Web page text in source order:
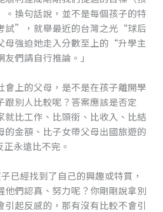
。換句話說，並不是每個孩子的特
試”，就舉最近的台灣之光“球后
強迫她走入分數至上的“升學主
們請自行推論。」
會上的父母，是不是在孩子離開學
跟別人比較呢？答案應該是否定
就比工作、比頭銜、比收入、比結
的金額、比子女帶父母出國旅遊的
永遠比不完。
已經找到了自己的興趣或特質，
他們認真、努力呢？你剛剛說拿別
引起反感的，那有沒有比較不會引